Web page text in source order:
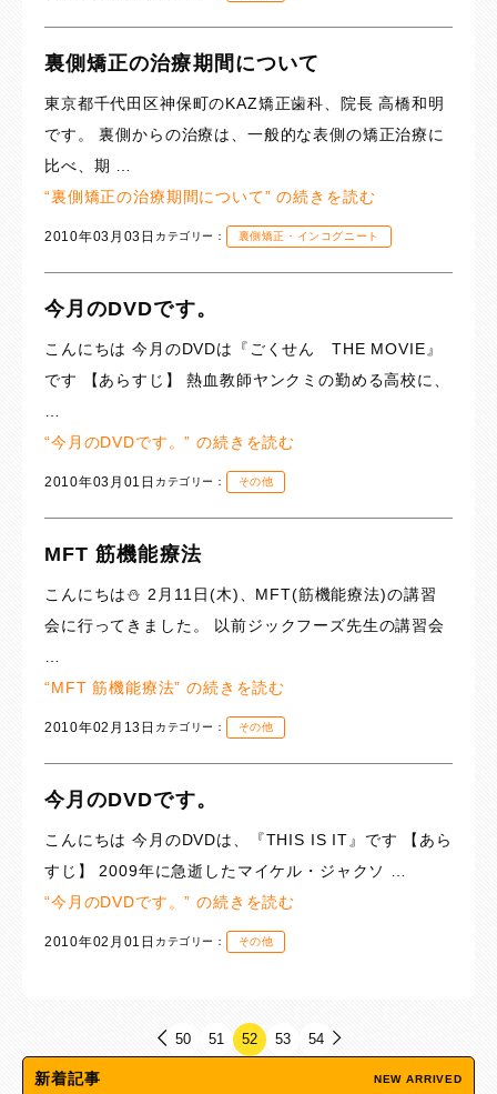
裏側矯正の治療期間について
東京都千代田区神保町のKAZ矯正歯科、院長 高橋和明
です。 裏側からの治療は、一般的な表側の矯正治療に
比べ、期 …
“裏側矯正の治療期間について” の続きを読む
2010年03月03日 カテゴリー： 裏側矯正・インコグニート
今月のDVDです。
こんにちは 今月のDVDは『ごくせん THE MOVIE』
です 【あらすじ】 熱血教師ヤンクミの勤める高校に、
“今月のDVDです。” の続きを読む
2010年03月01日 カテゴリー： その他
MFT 筋機能療法
こんにちは⛄️ 2月11日(木)、MFT(筋機能療法)の講習
会に行ってきました。 以前ジックフーズ先生の講習会
“MFT 筋機能療法” の続きを読む
2010年02月13日 カテゴリー： その他
今月のDVDです。
こんにちは 今月のDVDは、『THIS IS IT』です 【あら
すじ】 2009年に急逝したマイケル・ジャクソ …
“今月のDVDです。” の続きを読む
2010年02月01日 カテゴリー： その他
50 51 52 53 54
新着記事 NEW ARRIVED